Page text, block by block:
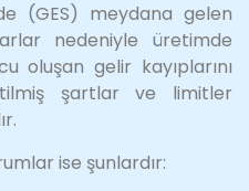
(GES) meydana gelen
nedeniyle üretimde
oluşan gelir kayıplarını
şartlar ve limitler
ise şunlardır: